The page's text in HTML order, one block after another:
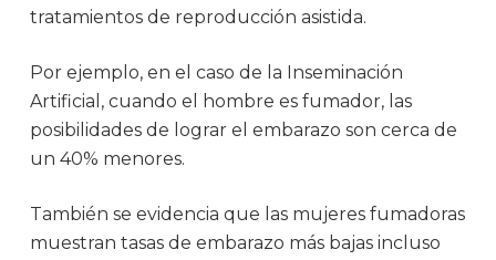
tratamientos de reproducción asistida.
Por ejemplo, en el caso de la Inseminación
Artificial, cuando el hombre es fumador, las
posibilidades de lograr el embarazo son cerca de
un 40% menores.
También se evidencia que las mujeres fumadoras
muestran tasas de embarazo más bajas incluso